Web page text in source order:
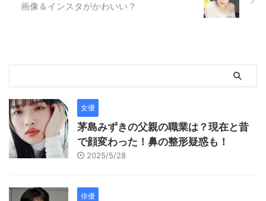
画像＆インスタがかわいい？
女優
茅島みずきの父親の職業は？現在と昔
で顔変わった！鼻の整形疑惑も！
2025/5/28
俳優